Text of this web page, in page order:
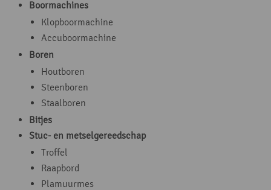
Boormachines
Klopboormachine
Accuboormachine
Boren
Houtboren
Steenboren
Staalboren
Bitjes
Stuc- en metselgereedschap
Troffel
Raapbord
Plamuurmes